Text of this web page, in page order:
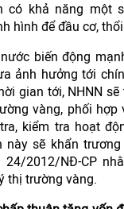
có khả năng một
hình để đầu cơ,
biến động
ảnh hưởng tới
gian tới, NHNN
vàng, phối hợp
kiểm tra hoạt
này sẽ khẩn
2012/NĐ-CP
thị trường vàng.